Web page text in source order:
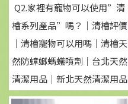
Q2.家裡有寵物可以使用”清
檜系列產品”嗎？｜清檜評價
｜清檜寵物可以用嗎｜清檜天
然防蟑螂螞蟻噴劑｜台北天然
清潔用品｜新北天然清潔用品